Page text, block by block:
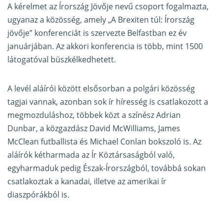
A kérelmet az Írország Jövője nevű csoport fogalmazta,
ugyanaz a közösség, amely „A Brexiten túl: Írország
jövője” konferenciát is szervezte Belfastban ez év
januárjában. Az akkori konferencia is több, mint 1500
látogatóval büszkélkedhetett.
A levél aláírói között elsősorban a polgári közösség
tagjai vannak, azonban sok ír híresség is csatlakozott a
megmozduláshoz, többek közt a színész Adrian
Dunbar, a közgazdász David McWilliams, James
McClean futballista és Michael Conlan bokszoló is. Az
aláírók kétharmada az Ír Köztársaságból való,
egyharmaduk pedig Észak-Írországból, továbbá sokan
csatlakoztak a kanadai, illetve az amerikai ír
diaszpórákból is.